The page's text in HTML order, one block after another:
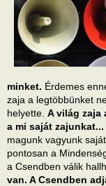
minket. Érdemes
zaja a legtöbbünket
helyette. A világ zaja
a mi saját zajunkat...
magunk vagyunk
pontosan a
a Csendben válik
van. A Csendben